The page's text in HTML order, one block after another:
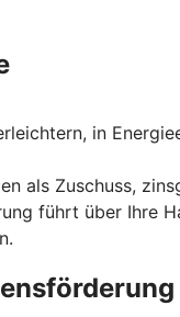
in
als Zuschuss,
führt über Ihre